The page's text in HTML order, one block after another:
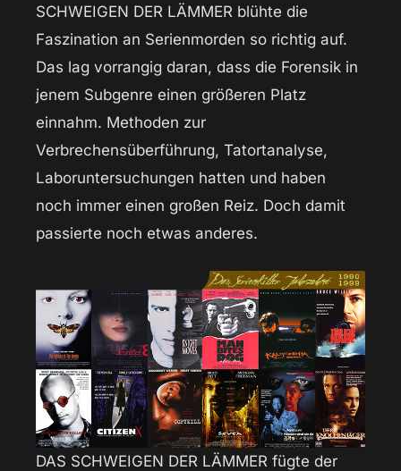
SCHWEIGEN DER LÄMMER blühte die
Faszination an Serienmorden so richtig auf.
Das lag vorrangig daran, dass die Forensik in
jenem Subgenre einen größeren Platz
einnahm. Methoden zur
Verbrechensüberführung, Tatortanalyse,
Laboruntersuchungen hatten und haben
noch immer einen großen Reiz. Doch damit
passierte noch etwas anderes.
DAS SCHWEIGEN DER LÄMMER fügte der